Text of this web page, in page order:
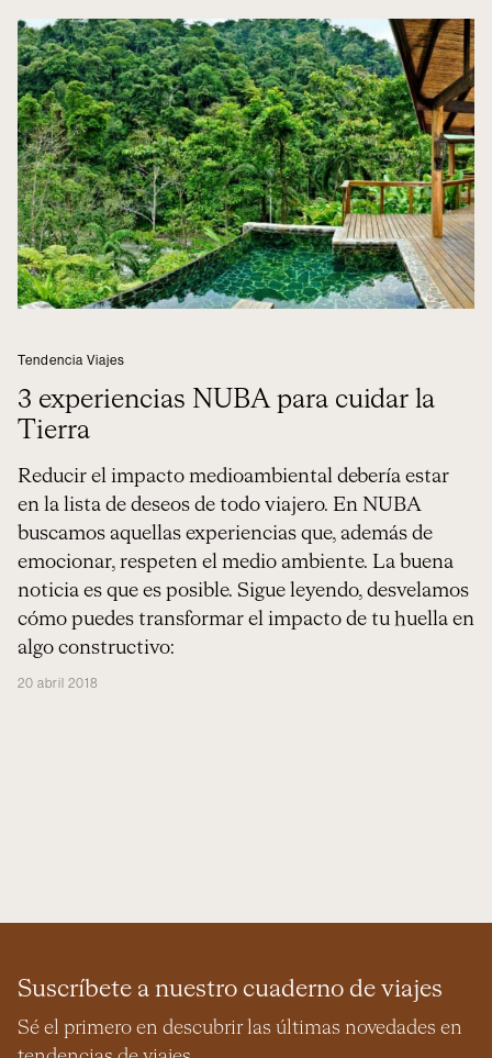
Tendencia Viajes
3 experiencias NUBA para cuidar la
Tierra
Reducir el impacto medioambiental debería estar
en la lista de deseos de todo viajero. En NUBA
buscamos aquellas experiencias que, además de
emocionar, respeten el medio ambiente. La buena
noticia es que es posible. Sigue leyendo, desvelamos
cómo puedes transformar el impacto de tu huella en
algo constructivo:
20 abril 2018
Suscríbete a nuestro cuaderno de viajes
Sé el primero en descubrir las últimas novedades en